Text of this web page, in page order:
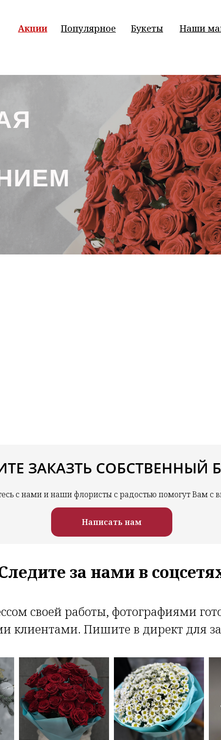
Акции Популярное Букеты Наши
ЗАКАЗТЬ СОБСТВЕННЫЙ
с нами и наши флористы с радостью помогут Вам с
Написать нам
за нами в
своей работы, фотографиями
клиентами. Пишите в директ для